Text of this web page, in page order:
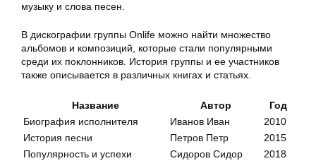
музыку и слова песен.
В дискографии группы Onlife можно найти множество
альбомов и композиций, которые стали популярными
среди их поклонников. История группы и ее участников
также описывается в различных книгах и статьях.
Название Автор
Год
Биография исполнителя
Иванов Иван
2010
История песни
Петров Петр
2015
Популярность и успехи
Сидоров Сидор 2018